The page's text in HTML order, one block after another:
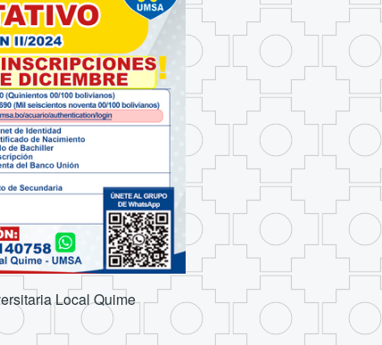
Local Quime